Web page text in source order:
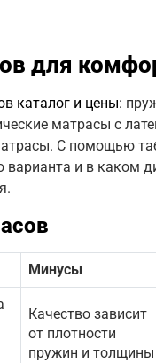
для
каталог и цены:
матрасы с
С помощью
и в каком
Минусы
Качество зависит
от плотности
пружин и толщины